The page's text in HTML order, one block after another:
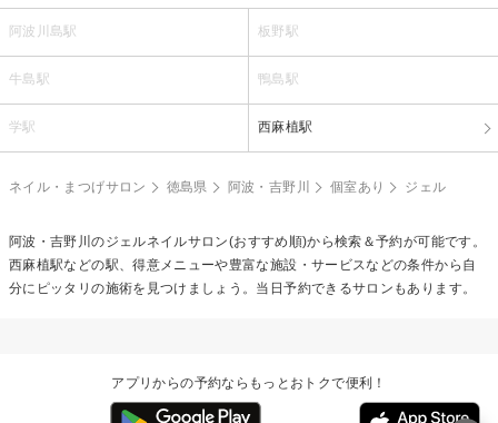
阿波川島駅 板野駅
牛島駅 鴨島駅
学駅 西麻植駅
ネイル・まつげサロン 徳島県 阿波・吉野川 個室あり ジェル
阿波・吉野川のジェルネイルサロン(おすすめ順)から検索＆予約が可能です。
西麻植駅などの駅、得意メニューや豊富な施設・サービスなどの条件から自
分にピッタリの施術を見つけましょう。当日予約できるサロンもあります。
アプリからの予約ならもっとおトクで便利！